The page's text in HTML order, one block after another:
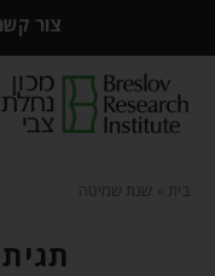
צור
בית שנת שמיטה